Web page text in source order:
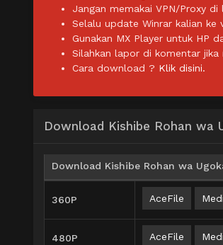
Jangan memakai VPN/Proxy di
Selalu update Winrar kalian ke
Gunakan MX Player untuk HP
Silahkan lapor di komentar jika
Cara download ? Klik disini.
Download Kishibe Rohan wa
Download Kishibe Rohan wa
360P AceFile
480P AceFile